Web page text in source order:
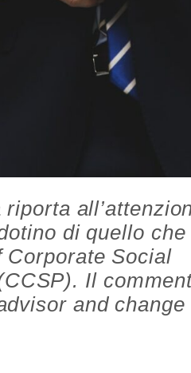
di quello che
Corporate Social
Il
and change